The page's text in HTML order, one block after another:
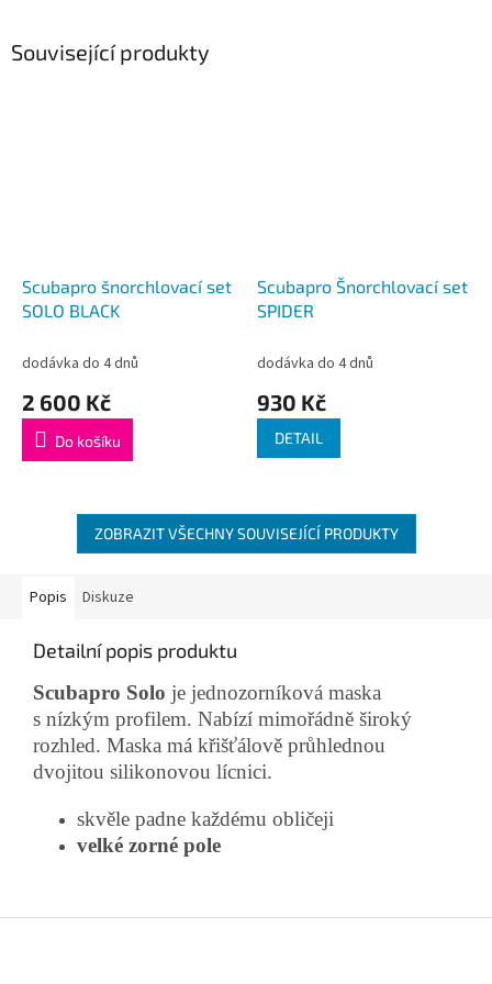
Související produkty
Scubapro šnorchlovací set
SOLO BLACK
dodávka do 4 dnů
2 600 Kč
Do košíku
Scubapro Šnorchlovací set
SPIDER
dodávka do 4 dnů
930 Kč
DETAIL
ZOBRAZIT VŠECHNY SOUVISEJÍCÍ PRODUKTY
Popis Diskuze
Detailní popis produktu
Scubapro Solo je jednozorníková maska
s nízkým profilem. Nabízí mimořádně široký
rozhled. Maska má křišťálově průhlednou
dvojitou silikonovou lícnici.
skvěle padne každému obličeji
velké zorné pole